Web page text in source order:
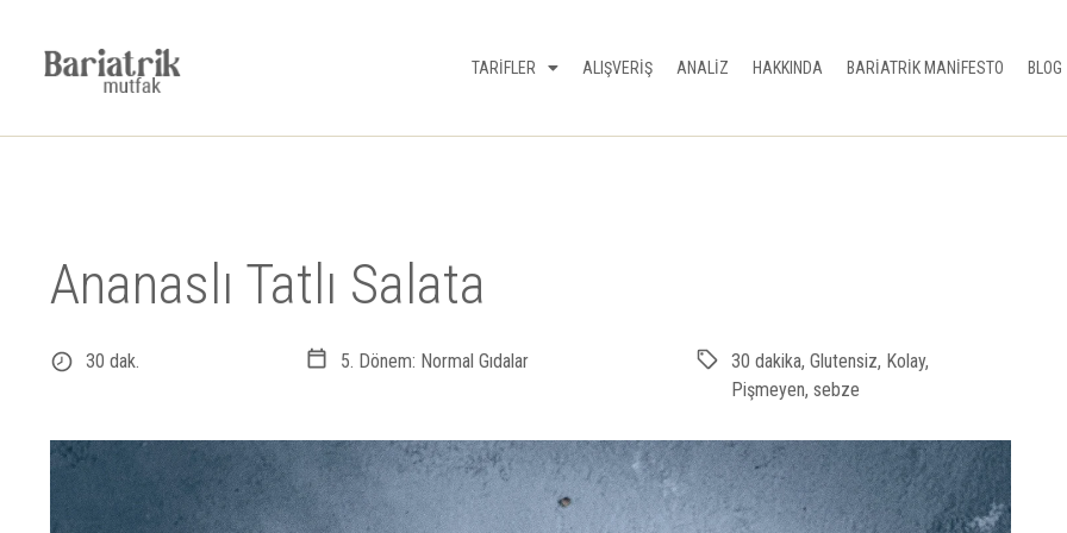
TARİFLER ALIŞVERİŞ ANALİZ HAKKINDA BARİATRİK MANİFESTO BLOG
Ananaslı Tatlı Salata
30 dak. 5. Dönem: Normal Gıdalar 30 dakika, Glutensiz, Kolay,
Pişmeyen, sebze